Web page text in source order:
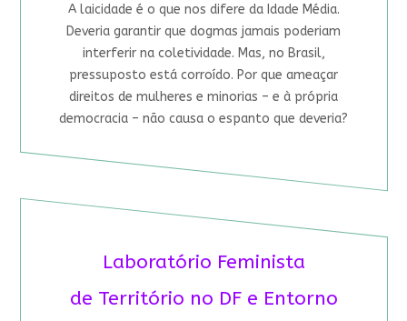
A laicidade é o que nos difere da Idade Média.
Deveria garantir que dogmas jamais poderiam
interferir na coletividade. Mas, no Brasil,
pressuposto está corroído. Por que ameaçar
direitos de mulheres e minorias – e à própria
democracia – não causa o espanto que deveria?
Laboratório Feminista
de Território no DF e Entorno